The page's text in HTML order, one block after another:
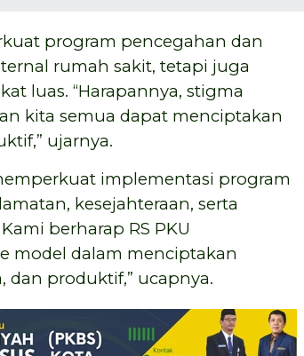
program pencegahan dan
rumah sakit, tetapi juga
luas. “Harapannya, stigma
kita semua dapat menciptakan
ujarnya.
implementasi program
kesejahteraan, serta
berharap RS PKU
model dalam menciptakan
produktif,” ucapnya.